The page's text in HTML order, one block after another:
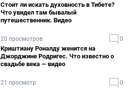
Стоит ли искать духовность в Тибете?
Что увидел там бывалый
путешественник. Видео
20 просмотров 0
Криштиану Роналду женится на
Джорджине Родригес. Что известно о
свадьбе века — видео
21 просмотр 0